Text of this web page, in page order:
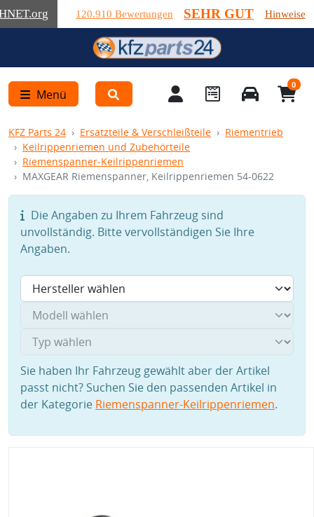
.org 120.910 Bewertungen SEHR GUT Hinweise
Menü
0
KFZ Parts 24 Ersatzteile & Verschleißteile
Riementrieb
Keilrippenriemen und Zubehörteile
Riemenspanner-Keilrippenriemen
MAXGEAR Riemenspanner, Keilrippenriemen 54-0622
Die Angaben zu Ihrem Fahrzeug sind
unvollständig. Bitte vervollständigen Sie Ihre
Angaben.
Sie haben Ihr Fahrzeug gewählt aber der Artikel
passt nicht? Suchen Sie den passenden Artikel in
der Kategorie Riemenspanner-Keilrippenriemen.